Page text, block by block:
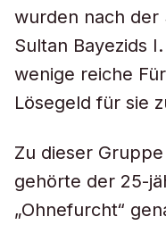
wurden nach der
Sultan Bayezids
wenige reiche
Lösegeld für sie
Zu dieser
gehörte der 25-
„Ohnefurcht“